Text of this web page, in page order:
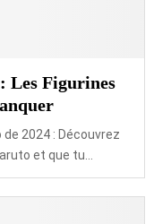
Les Figurines
2024 : Découvrez
et que tu...